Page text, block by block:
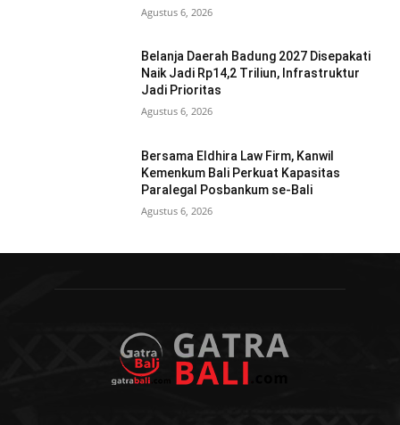
Agustus 6, 2026
Belanja Daerah Badung 2027 Disepakati
Naik Jadi Rp14,2 Triliun, Infrastruktur
Jadi Prioritas
Agustus 6, 2026
Bersama Eldhira Law Firm, Kanwil
Kemenkum Bali Perkuat Kapasitas
Paralegal Posbankum se-Bali
Agustus 6, 2026